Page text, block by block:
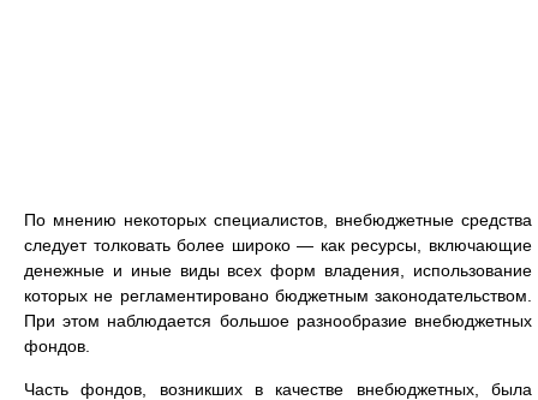
По мнению некоторых специалистов, внебюджетные средства
следует толковать более широко — как ресурсы, включающие
денежные и иные виды всех форм владения, использование
которых не регламентировано бюджетным законодательством.
При этом наблюдается большое разнообразие внебюджетных
фондов.
Часть фондов, возникших в качестве внебюджетных, была